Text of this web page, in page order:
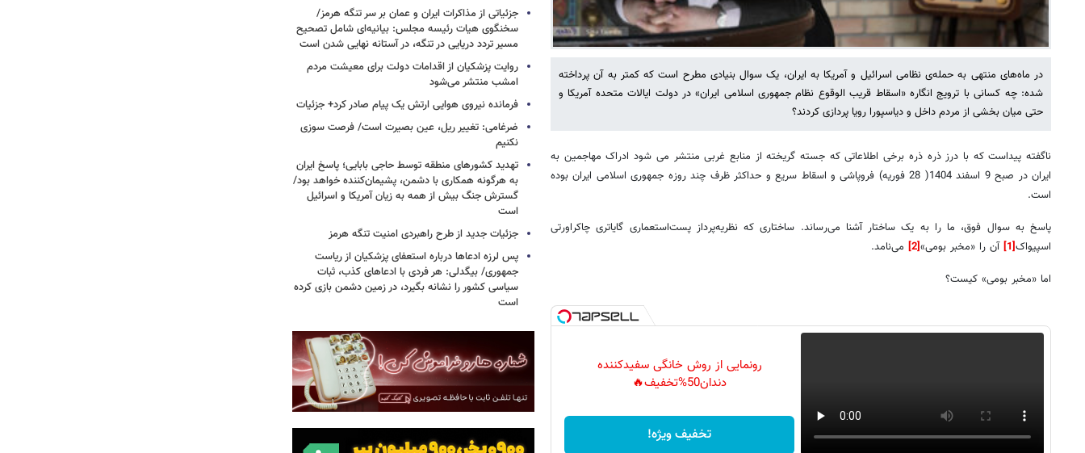
در ماه‌های منتهی به حمله‌ی نظامی اسرائیل و آمریکا به ایران، یک سوال بنیادی مطرح است که کمتر به آن پرداخته
شده: چه کسانی با ترویج انگاره «اسقاط قریب الوقوع نظام جمهوری اسلامی ایران» در دولت ایالات متحده آمریکا و
حتی میان بخشی از مردم داخل و دیاسپورا رویا پردازی کردند؟
ناگفته پیداست که با درز ذره ذره برخی اطلاعاتی که جسته گریخته از منابع غربی منتشر می شود ادراک مهاجمین به
ایران در صبح 9 اسفند 1404( 28 فوریه) فروپاشی و اسقاط سریع و حداکثر ظرف چند روزه جمهوری اسلامی ایران بوده
است.
پاسخ به سوال فوق، ما را به یک ساختار آشنا می‌رساند. ساختاری که نظریه‌پرداز پست‌استعماری گایاتری چاکراورتی
اسپیواک[1] آن را «مخبر بومی»[2]
می‌نامد.
اما «مخبر بومی» کیست؟
رونمایی از روش خانگی سفیدکننده
دندان50%تخفیف🔥
تخفیف ویژه!
جزئیاتی از مذاکرات ایران و عمان بر سر تنگه هرمز/
سخنگوی هیات رئیسه مجلس: بیانیه‌ای شامل تصحیح
مسیر تردد دریایی در تنگه، در آستانه نهایی شدن است
روایت پزشکیان از اقدامات دولت برای معیشت مردم
امشب منتشر می‌شود
فرمانده نیروی هوایی ارتش یک پیام صادر کرد+ جزئیات
ضرغامی: تغییر ریل، عین بصیرت است/ فرصت سوزی
نکنیم
تهدید کشورهای منطقه توسط حاجی بابایی؛ پاسخ ایران
به هرگونه همکاری با دشمن، پشیمان‌کننده خواهد بود/
گسترش جنگ بیش از همه به زیان آمریکا و اسرائیل
است
جزئیات جدید از طرح راهبردی امنیت تنگه هرمز
پس لرزه ادعاها درباره استعفای پزشکیان از ریاست
جمهوری/ بیگدلی: هر فردی با ادعاهای کذب، ثبات
سیاسی کشور را نشانه بگیرد، در زمین دشمن بازی کرده
است